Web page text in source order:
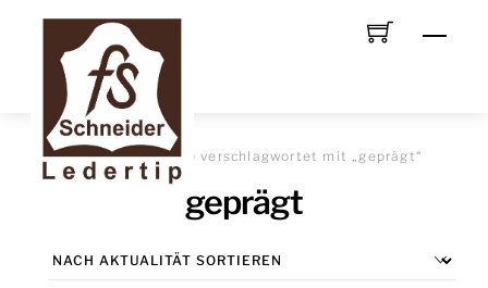
START/ Produkte verschlagwortet mit „geprägt“
geprägt